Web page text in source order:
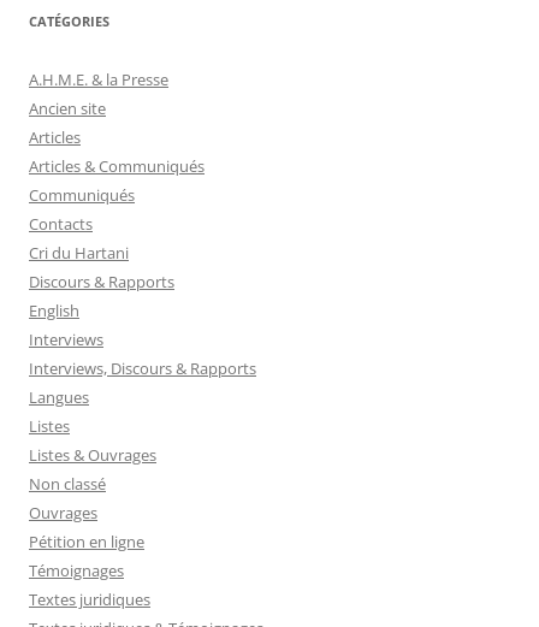
CATÉGORIES
A.H.M.E. & la Presse
Ancien site
Articles
Articles & Communiqués
Communiqués
Contacts
Cri du Hartani
Discours & Rapports
English
Interviews
Interviews, Discours & Rapports
Langues
Listes
Listes & Ouvrages
Non classé
Ouvrages
Pétition en ligne
Témoignages
Textes juridiques